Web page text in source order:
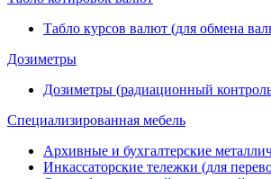
Табло курсов валют (для обмена
Дозиметры
Дозиметры (радиационный
Специализированная мебель
Архивные и бухгалтерские
Инкассаторские тележки (для